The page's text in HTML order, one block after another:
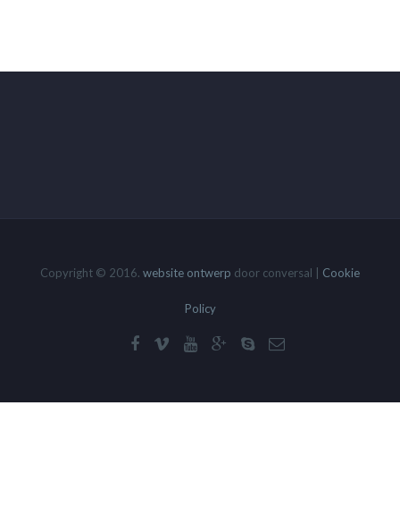
Copyright © 2016. website ontwerp door conversal | Cookie
Policy